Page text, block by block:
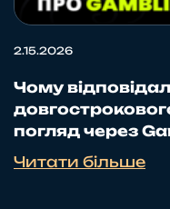
2.15.2026
Чому
погляд через
Читати більше